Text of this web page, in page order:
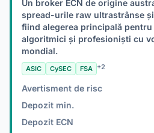
Un broker ECN de origine
spread-urile raw ultrastrânse
fiind alegerea principală
algoritmici și profesioniști cu
mondial.
ASIC CySEC FSA +2
Avertisment de risc
Depozit min.
Depozit ECN